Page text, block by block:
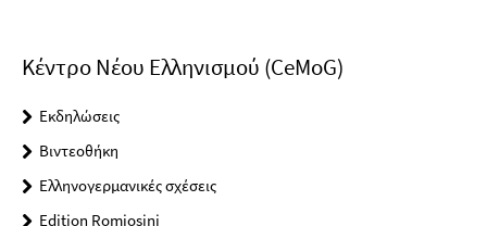
Κέντρο Νέου Ελληνισμού (CeMoG)
Εκδηλώσεις
Βιντεοθήκη
Ελληνογερμανικές σχέσεις
Edition Romiosini